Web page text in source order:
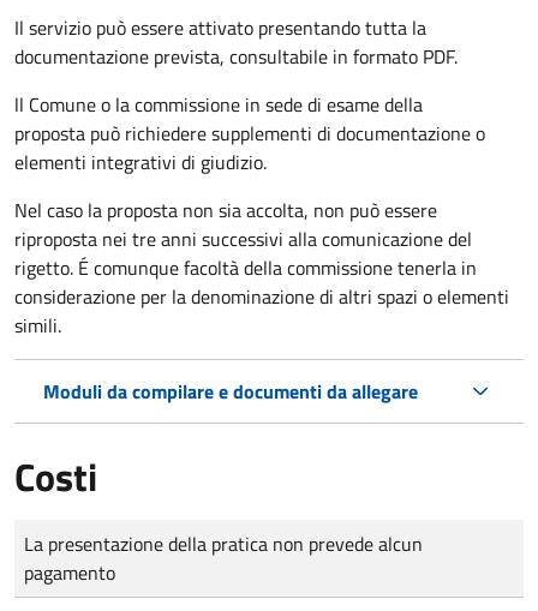
Il servizio può essere attivato presentando tutta la
documentazione prevista, consultabile in formato PDF.
ll Comune o la commissione in sede di esame della
proposta può richiedere supplementi di documentazione o
elementi integrativi di giudizio.
Nel caso la proposta non sia accolta, non può essere
riproposta nei tre anni successivi alla comunicazione del
rigetto. É comunque facoltà della commissione tenerla in
considerazione per la denominazione di altri spazi o elementi
simili.
Moduli da compilare e documenti da allegare
Costi
Tipo di pagamento
Importo
La presentazione della pratica non prevede alcun
pagamento